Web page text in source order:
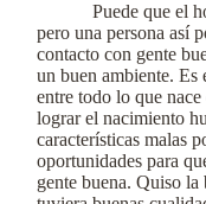
Puede que el
pero una persona así
contacto con gente
un buen ambiente. Es
entre todo lo que
lograr el nacimiento
características malas
oportunidades para
gente buena. Quiso